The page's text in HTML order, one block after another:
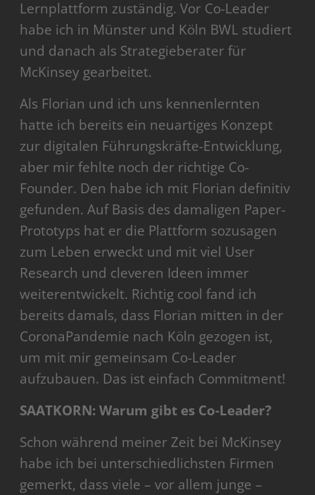
Lernplattform zuständig. Vor Co-Leader
habe ich in Münster und Köln BWL studiert
und danach als Strategieberater für
McKinsey gearbeitet.
Als Florian und ich uns kennenlernten
hatte ich bereits ein neuartiges Konzept
zur digitalen Führungskräfte-Entwicklung,
aber mir fehlte noch der richtige Co-
Founder. Den habe ich mit Florian definitiv
gefunden. Auf Basis des damaligen Paper-
Prototyps hat er die Plattform sozusagen
zum Leben erweckt und mit viel User
Research und cleveren Ideen immer
weiterentwickelt. Richtig cool fand ich
bereits damals, dass Florian mitten in der
CoronaPandemie nach Köln gezogen ist,
um mit mir gemeinsam Co-Leader
aufzubauen. Das ist einfach Commitment!
SAATKORN: Warum gibt es Co-Leader?
Schon während meiner Zeit bei McKinsey
habe ich bei unterschiedlichsten Firmen
gemerkt, dass viele – vor allem junge –